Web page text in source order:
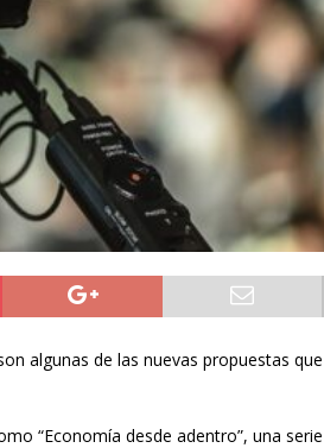
algunas de las nuevas propuestas
“Economía desde adentro”, una